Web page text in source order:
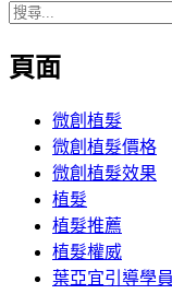
導
覽
搜
關
頁面
微創植髮
微創植髮價格
微創植髮效果
植髮
植髮推薦
植髮權威
葉亞宜引導學